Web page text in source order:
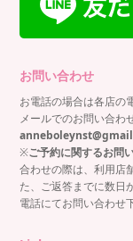
お問い合わせ
お電話の場合は各店の
メールでのお問い合わ
※ご予約に関するお問
合わせの際は、利用店
た、ご返答までに数日
電話にてお問い合わせ